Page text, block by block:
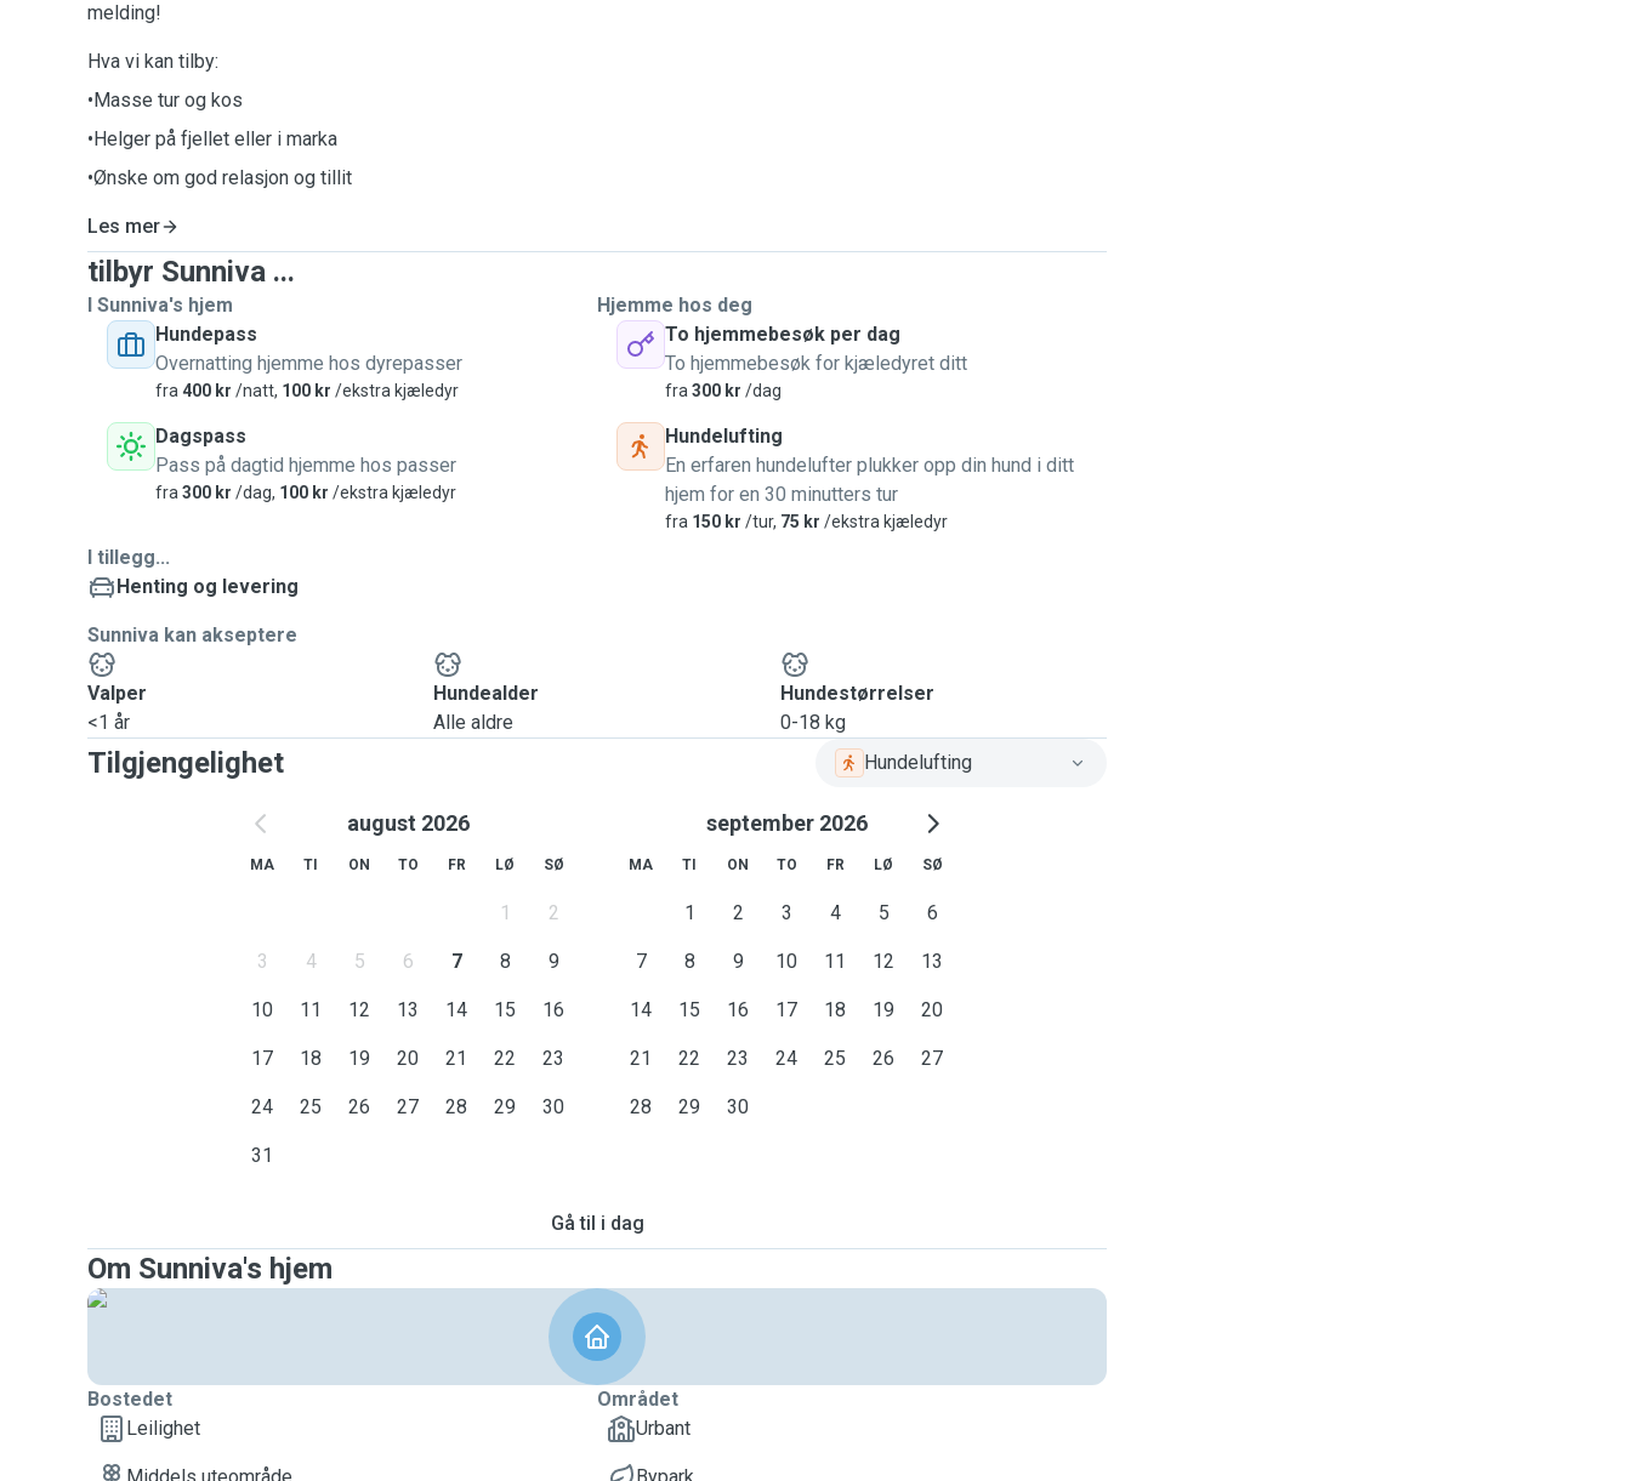
melding!
Hva vi kan tilby:
•Masse tur og kos
•Helger på fjellet eller i marka
•Ønske om god relasjon og tillit
Les mer
tilbyr Sunniva ...
I Sunniva's hjem
Hundepass
Overnatting hjemme hos dyrepasser
fra 400 kr /natt, 100 kr /ekstra kjæledyr
Dagspass
Pass på dagtid hjemme hos passer
fra 300 kr /dag, 100 kr /ekstra kjæledyr
Hjemme hos deg
To hjemmebesøk per dag
To hjemmebesøk for kjæledyret ditt
fra 300 kr /dag
Hundelufting
En erfaren hundelufter plukker opp din hund i ditt
hjem for en 30 minutters tur
fra 150 kr /tur, 75 kr /ekstra kjæledyr
I tillegg...
Henting og levering
Sunniva kan akseptere
Valper
<1 år
Hundealder
Alle aldre
Hundestørrelser
0-18 kg
Tilgjengelighet Hundelufting
august 2026
MA TI ON TO FR LØ SØ
1 2
3 4 5 6 7 8 9
10 11 12 13 14 15 16
17 18 19 20 21 22 23
24 25 26 27 28 29 30
31
september 2026
MA TI ON TO FR LØ SØ
1 2 3 4 5 6
7 8 9 10 11 12 13
14 15 16 17 18 19 20
21 22 23 24 25 26 27
28 29 30
Gå til i dag
Om Sunniva's hjem
Bostedet
Leilighet
Området
Urbant